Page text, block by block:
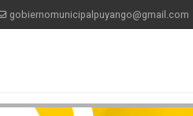
gobiernomunicipalpuyango@gmail.com